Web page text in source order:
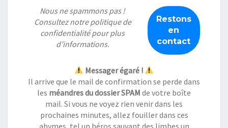
Nous ne spammons pas !
Consultez notrepolitique de
confidentialitépour plus
d’informations.
Messager égaré !
Il arrive que le mail de confirmation se perde dans
les méandres du dossier SPAM de votre boîte
mail. Si vous ne voyez rien venir dans les
prochaines minutes, allez fouiller dans ces
abymes, tel un héros sauvant des limbes un